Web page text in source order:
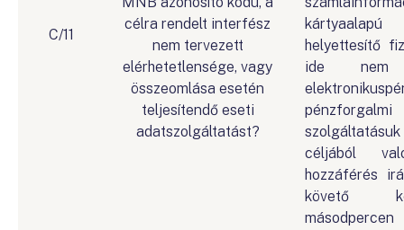
C/11
célra rendelt interfész
nem tervezett
elérhetetlensége, vagy
összeomlása esetén
teljesítendő eseti
adatszolgáltatást?
helyettesítő
ide
céljából
hozzáférés
követő